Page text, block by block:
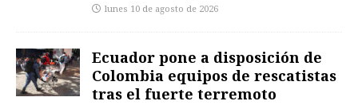
lunes 10 de agosto de 2026
Ecuador pone a disposición de
Colombia equipos de rescatistas
tras el fuerte terremoto